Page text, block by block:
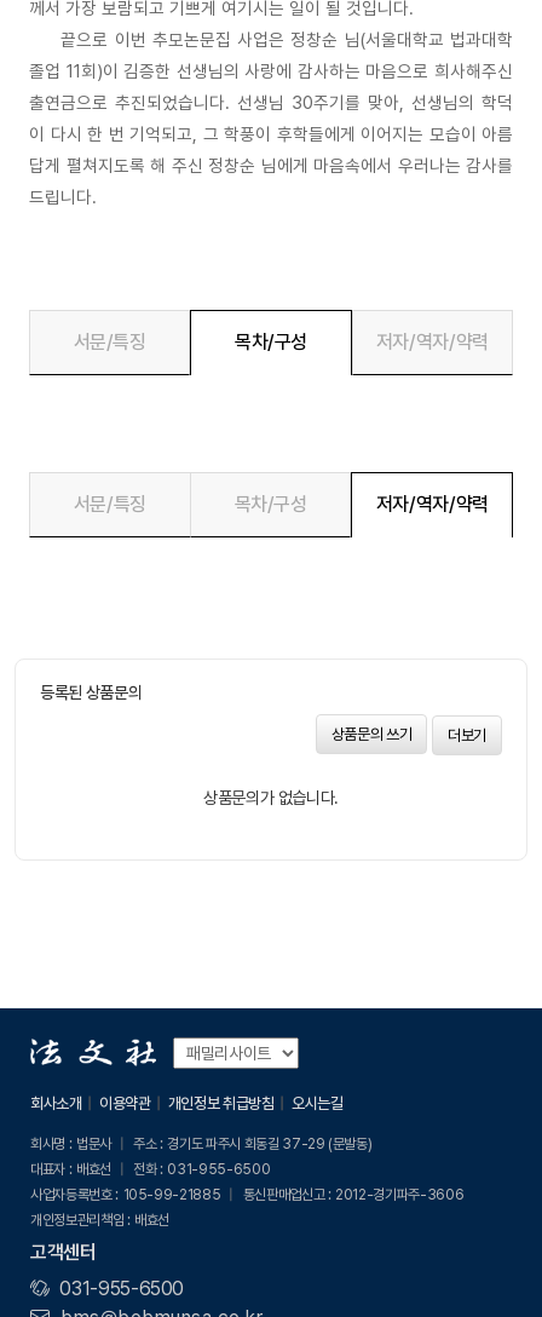
께서 가장 보람되고 기쁘게 여기시는 일이 될 것입니다.
끝으로 이번 추모논문집 사업은 정창순 님(서울대학교 법과대학
졸업 11회)이 김증한 선생님의 사랑에 감사하는 마음으로 희사해주신
출연금으로 추진되었습니다. 선생님 30주기를 맞아, 선생님의 학덕
이 다시 한 번 기억되고, 그 학풍이 후학들에게 이어지는 모습이 아름
답게 펼쳐지도록 해 주신 정창순 님에게 마음속에서 우러나는 감사를
드립니다.
서문/특징 목차/구성 저자/역자/약력
서문/특징 목차/구성 저자/역자/약력
등록된 상품문의
상품문의 쓰기 더보기
상품문의가 없습니다.
회사소개 이용약관 개인정보 취급방침 오시는길
회사명 : 법문사 주소 : 경기도 파주시 회동길 37-29 (문발동)
대표자 : 배효선 전화 : 031-955-6500
사업자등록번호 : 105-99-21885 통신판매업신고 : 2012-경기파주-3606
개인정보관리책임 : 배효선
고객센터
031-955-6500